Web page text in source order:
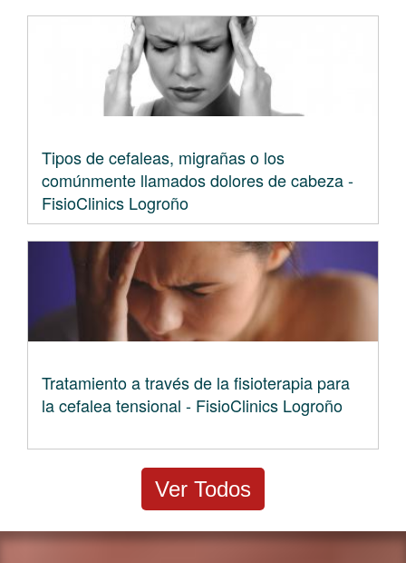
Tipos de cefaleas, migrañas o los
comúnmente llamados dolores de cabeza -
FisioClinics Logroño
Tratamiento a través de la fisioterapia para
la cefalea tensional - FisioClinics Logroño
Ver Todos